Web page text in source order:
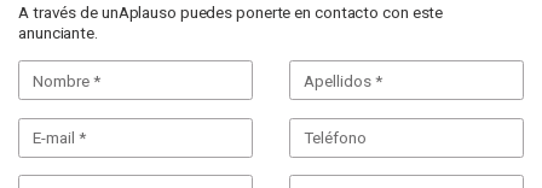
A través de unAplauso puedes ponerte en contacto con este
anunciante.